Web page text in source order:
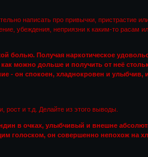
написать про привычки, пристрастие
убеждения, неприязни к каким-то расам
болью. Получая наркотическое
можно дольше и получить от неё
- он спокоен, хладнокровен и улыбчив,
рост и т.д. Делайте из этого выводы.
в очках, улыбчивый и внешне
голоском, он совершенно непохож на